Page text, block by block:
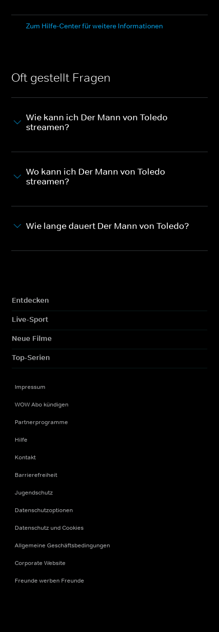
Zum Hilfe-Center für weitere Informationen
Oft gestellt Fragen
Wie kann ich Der Mann von Toledo
streamen?
Wo kann ich Der Mann von Toledo
streamen?
Wie lange dauert Der Mann von Toledo?
Entdecken
Live-Sport
Neue Filme
Top-Serien
Impressum
WOW Abo kündigen
Partnerprogramme
Hilfe
Kontakt
Barrierefreiheit
Jugendschutz
Datenschutzoptionen
Datenschutz und Cookies
Allgemeine Geschäftsbedingungen
Corporate Website
Freunde werben Freunde